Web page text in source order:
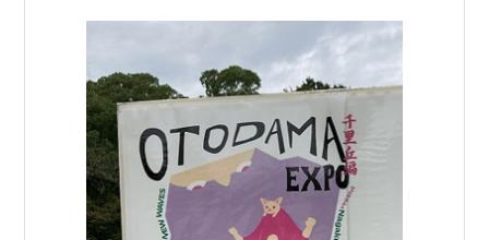
The Essence of Pop-self
1996-2001+menu+新曲
アーティスト:
ya-to-i
出版社/メーカー: Pヴァイン・レコ
ード
発売日:
2013/02/20
メディア:
この商品を含むブログ (4件) を見る